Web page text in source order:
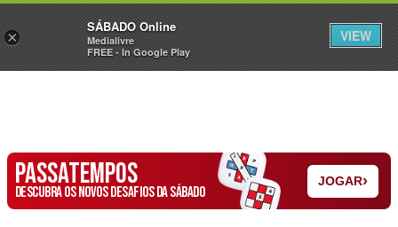
Sábado Assine Iniciar Sessão
PASSATEMPOS
DESCUBRA OS NOVOS DESAFIOS DA SÁBADO
JOGAR›
×
SÁBADO Online
Medialivre
FREE - In Google Play
VIEW